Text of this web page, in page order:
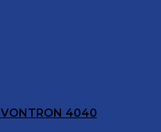
VONTRON 4040